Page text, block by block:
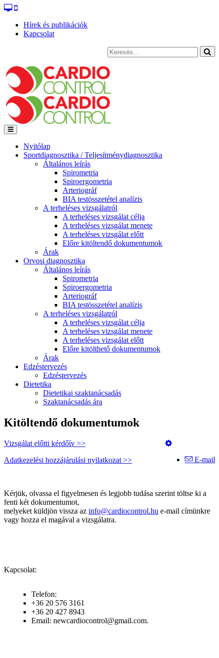
Hírek és publikációk
Kapcsolat
Nyitólap
Sportdiagnosztika / Teljesítménydiagnosztika
Általános leírás
Spirometria
Spiroergometria
Arteriográf
BIA testösszetétel analízis
A terheléses vizsgálatról
A terheléses vizsgálat célja
A terheléses vizsgálat menete
A terheléses vizsgálat előtt
Előre kitöltendő dokumentumok
Árak
Orvosi diagnosztika
Általános leírás
Spirometria
Spiroergometria
Arteriográf
BIA testösszetétel analízis
A terheléses vizsgálatról
A terheléses vizsgálat célja
A terheléses vizsgálat menete
A terheléses vizsgálat előtt
Előre kitölthető dokumentumok
Árak
Edzéstervezés
Edzéstervezés
Dietetika
Dietetikai szaktanácsadás
Szaktanácsadás ára
Kitöltendő dokumentumok
E-mail
Vizsgálat előtti kérdőív >>
Adatkezelési hozzájárulási nyilatkozat >>
Kérjük, olvassa el figyelmesen és legjobb tudása szerint töltse ki a
fenti két dokumentumot,
melyeket küldjön vissza az info@cardiocontrol.hu e-mail címünkre
vagy hozza el magával a vizsgálatra.
Kapcsolat:
Telefon:
+36 20 576 3161
+36 20 427 8943
Email: newcardiocontrol@gmail.com.